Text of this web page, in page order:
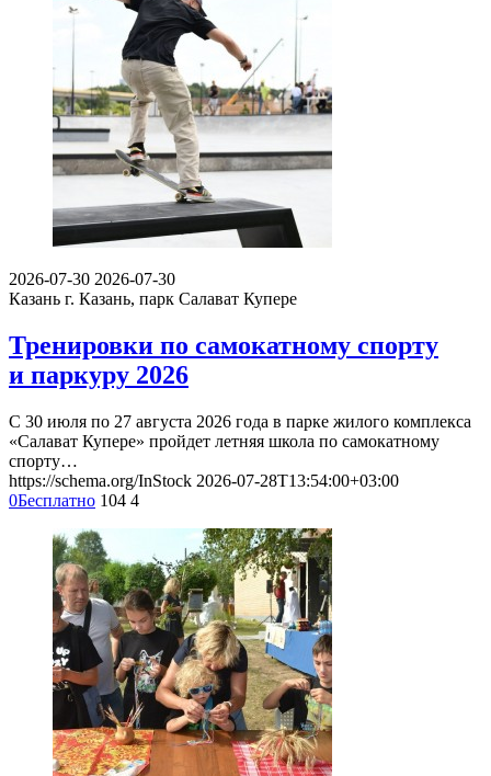
2026-07-30 2026-07-30
Казань г. Казань, парк Салават Купере
Тренировки по самокатному спорту
и паркуру 2026
С 30 июля по 27 августа 2026 года в парке жилого комплекса
«Салават Купере» пройдет летняя школа по самокатному
спорту…
https://schema.org/InStock 2026-07-28T13:54:00+03:00
0Бесплатно 104 4